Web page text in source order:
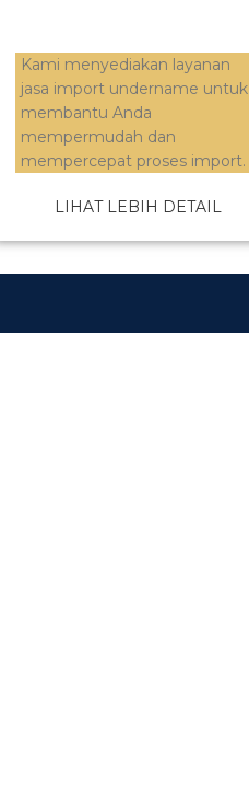
Kami menyediakan layanan
jasa import undername untuk
membantu Anda
mempermudah dan
mempercepat proses import.
LIHAT LEBIH DETAIL